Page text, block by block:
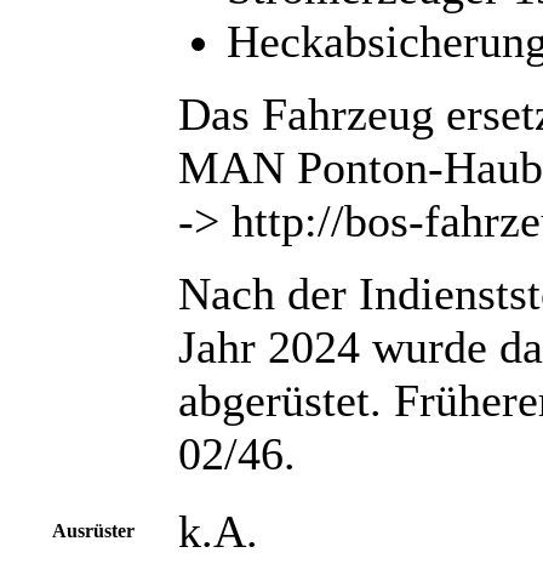
Das Fahrzeug
MAN Ponton-
-> http://bos-
Nach der
Jahr 2024 wurde
abgerüstet.
02/46.
Ausrüster k.A.